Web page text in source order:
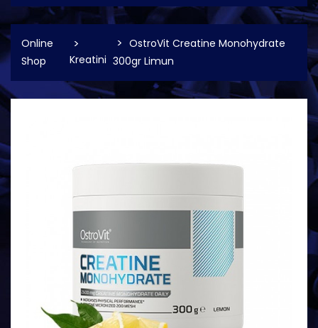
Online
Shop
Kreatini
OstroVit Creatine Monohydrate
300gr Limun